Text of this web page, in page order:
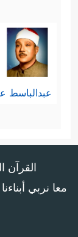
عبدالباسط
القرآن
معا نربي أبناءنا